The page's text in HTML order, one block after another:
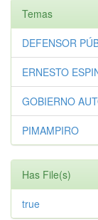
Temas
DEFENSOR
ERNESTO
GOBIERNO
PIMAMPIRO
Has File(s)
true